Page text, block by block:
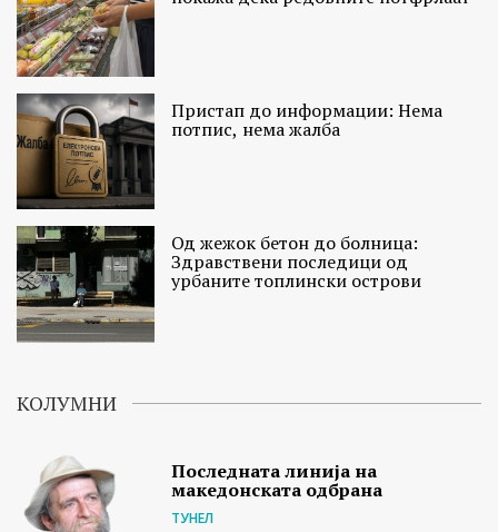
Пристап до информации: Нема
потпис, нема жалба
Од жежок бетон до болница:
Здравствени последици од
урбаните топлински острови
КОЛУМНИ
Последната линија на
македонската одбрана
ТУНЕЛ